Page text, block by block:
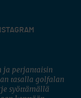
ja perjantaisin
tasalla golfalan
syöttämällä